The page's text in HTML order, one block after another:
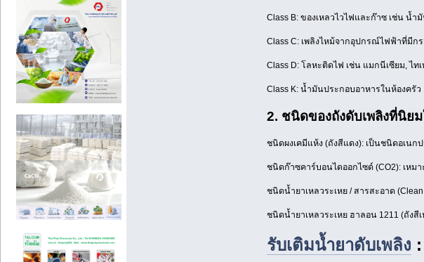
Class B: ของเหลวไวไฟและก๊าซ เช่น น้ำ
Class C: เพลิงไหม้จากอุปกรณ์ไฟฟ้าที่มีก
Class D: โลหะติดไฟ เช่น แมกนีเซียม, ไทเ
Class K: น้ำมันประกอบอาหารในห้องครัว
2. ชนิดของถังดับเพลิงที่นิย
ชนิดผงเคมีแห้ง (ถังสีแดง): เป็นชนิดอเนก
ชนิดก๊าซคาร์บอนไดออกไซด์ (CO2): เหม
ชนิดน้ำยาเหลวระเหย / สารสะอาด
ชนิดน้ำยาเหลวระเหย ฮาลอน 1211 (ถัง
รับเติมน้ำยาดับเพลิง